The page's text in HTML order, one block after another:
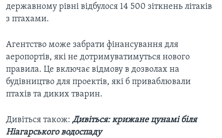
державному рівні відбулося 14 500 зіткнень літаків
з птахами.
Агентство може забрати фінансування для
аеропортів, які не дотримуватимуться нового
правила. Це включає відмову в дозволах на
будівництво для проектів, які б приваблювали
птахів та диких тварин.
Дивіться також: Дивіться: крижане цунамі біля
Ніагарського водоспаду